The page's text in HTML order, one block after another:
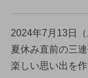
2024年7月13日
夏休み直前の三
楽しい思い出を